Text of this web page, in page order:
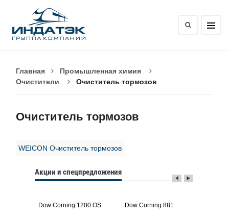
Главная
Промышленная химия
Очистители
Очиститель тормозов
Очиститель тормозов
WEICON Очиститель тормозов
Акции и спецпредложения
Dow Corning 1200 OS Dow Corning 881